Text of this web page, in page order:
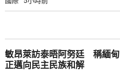
敏昂萊訪泰晤阿努廷 稱緬甸
正邁向民主民族和解